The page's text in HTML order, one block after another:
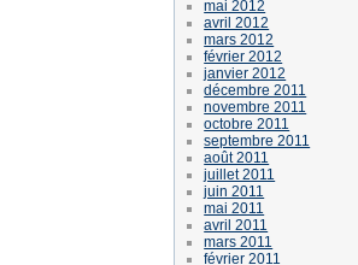
mai 2012
avril 2012
mars 2012
février 2012
janvier 2012
décembre 2011
novembre 2011
octobre 2011
septembre 2011
août 2011
juillet 2011
juin 2011
mai 2011
avril 2011
mars 2011
février 2011